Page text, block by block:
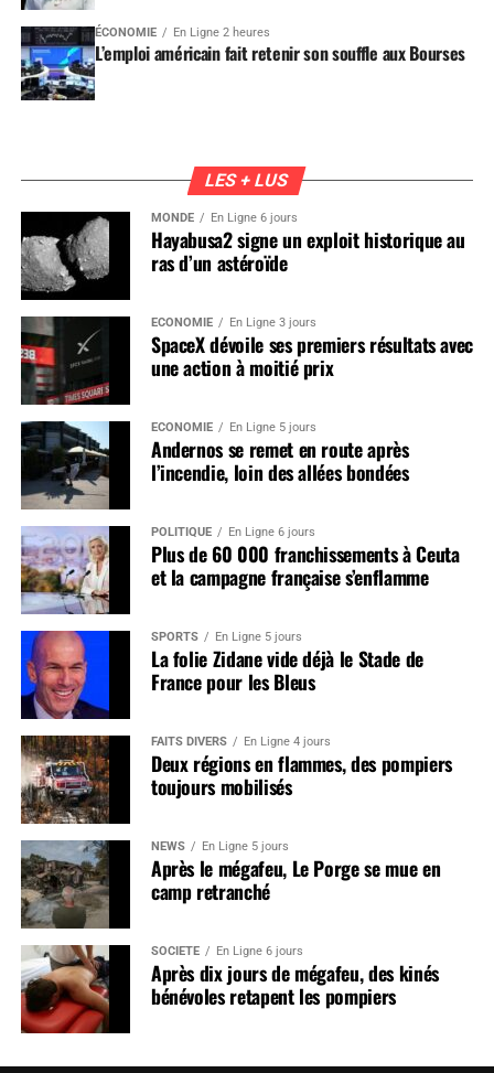
ÉCONOMIE En Ligne 2 heures
L’emploi américain fait retenir son souffle aux Bourses
LES + LUS
MONDE En Ligne 6 jours
Hayabusa2 signe un exploit historique au
ras d’un astéroïde
ÉCONOMIE En Ligne 3 jours
SpaceX dévoile ses premiers résultats avec
une action à moitié prix
ÉCONOMIE En Ligne 5 jours
Andernos se remet en route après
l’incendie, loin des allées bondées
POLITIQUE En Ligne 6 jours
Plus de 60 000 franchissements à Ceuta
et la campagne française s’enflamme
SPORTS En Ligne 5 jours
La folie Zidane vide déjà le Stade de
France pour les Bleus
FAITS DIVERS En Ligne 4 jours
Deux régions en flammes, des pompiers
toujours mobilisés
NEWS En Ligne 5 jours
Après le mégafeu, Le Porge se mue en
camp retranché
SOCIÉTÉ En Ligne 6 jours
Après dix jours de mégafeu, des kinés
bénévoles retapent les pompiers